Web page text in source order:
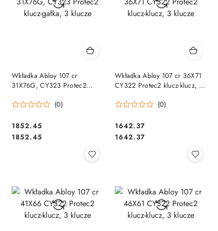
Wkładka Abloy 107 cr
31X76G, CY323 Protec2
(0)
Cena:
1852.45
Cena:
1852.45
Wkładka Abloy 107 cr 36X71
CY322 Protec2 klucz-klucz, 3
(0)
Cena:
1642.37
Cena:
1642.37